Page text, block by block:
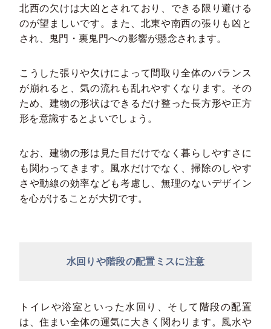
北西の欠けは大凶とされており、できる限り避ける
のが望ましいです。また、北東や南西の張りも凶と
され、鬼門・裏鬼門への影響が懸念されます。
こうした張りや欠けによって間取り全体のバランス
が崩れると、気の流れも乱れやすくなります。その
ため、建物の形状はできるだけ整った長方形や正方
形を意識するとよいでしょう。
なお、建物の形は見た目だけでなく暮らしやすさに
も関わってきます。風水だけでなく、掃除のしやす
さや動線の効率なども考慮し、無理のないデザイン
を心がけることが大切です。
水回りや階段の配置ミスに注意
トイレや浴室といった水回り、そして階段の配置
は、住まい全体の運気に大きく関わります。風水や